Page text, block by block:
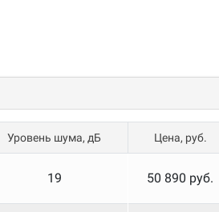
Уровень шума, дБ Цена, руб.
19 50 890 руб.